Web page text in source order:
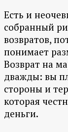
Есть и
собранный
возвратов,
понимает
Возврат на
дважды: вы
стороны и
которая
деньги.